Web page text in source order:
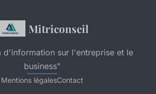
Mitriconseil
d'information sur l'entreprise et le
business”
Mentions légalesContact